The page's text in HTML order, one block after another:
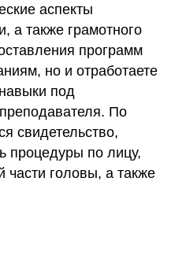
аспекты
а также грамотного
программ
но и отработаете
под
По
свидетельство,
процедуры по лицу,
части головы, а также